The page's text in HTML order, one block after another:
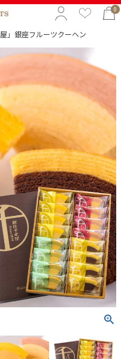
0
屋」銀座フルーツクーヘン